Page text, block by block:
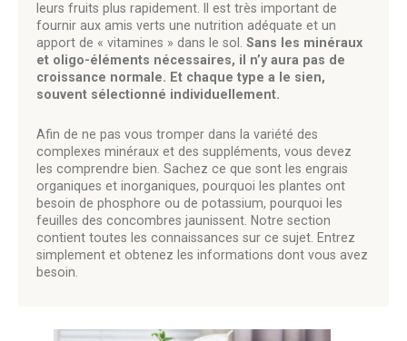
leurs fruits plus rapidement. Il est très important de
fournir aux amis verts une nutrition adéquate et un
apport de « vitamines » dans le sol. Sans les minéraux
et oligo-éléments nécessaires, il n’y aura pas de
croissance normale. Et chaque type a le sien,
souvent sélectionné individuellement.
Afin de ne pas vous tromper dans la variété des
complexes minéraux et des suppléments, vous devez
les comprendre bien. Sachez ce que sont les engrais
organiques et inorganiques, pourquoi les plantes ont
besoin de phosphore ou de potassium, pourquoi les
feuilles des concombres jaunissent. Notre section
contient toutes les connaissances sur ce sujet. Entrez
simplement et obtenez les informations dont vous avez
besoin.